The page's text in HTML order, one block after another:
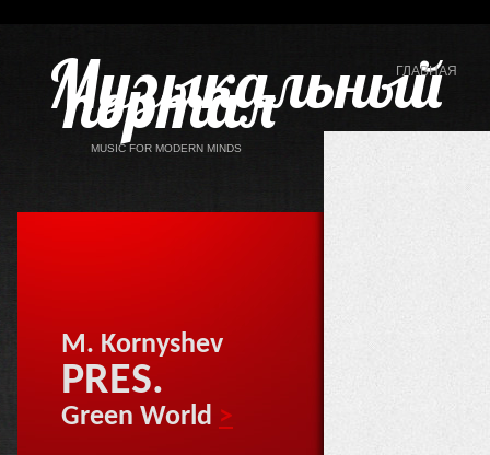
Музыкальный
портал
MUSIC FOR MODERN MINDS
ГЛАВНАЯ
M. Kornyshev
PRES.
Green World >